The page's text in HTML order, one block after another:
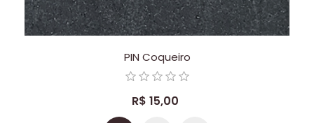
PIN Coqueiro
R$ 15,00